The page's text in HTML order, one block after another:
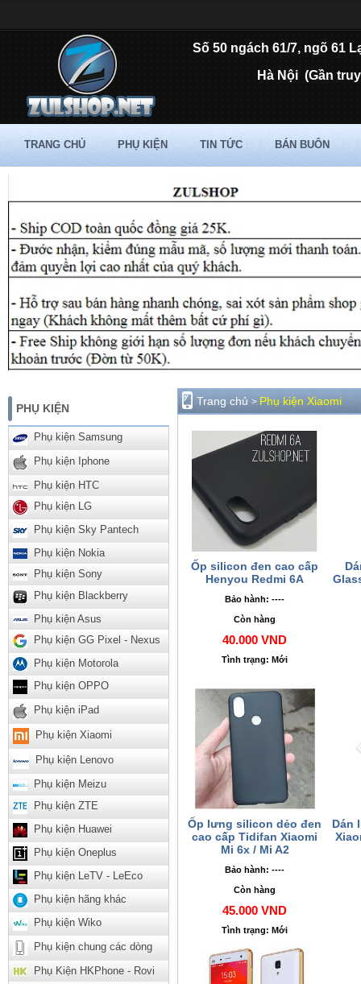
Số 50 ngách 61/7, ngõ 61
Hà Nội (Gần
TRANG CHỦ PHỤ KIỆN TIN TỨC BÁN BUÔN
PHỤ KIỆN
Phụ kiện Samsung
Phụ kiện Iphone
Phụ kiện HTC
Phụ kiện LG
Phụ kiện Sky Pantech
Phụ kiện Nokia
Phụ kiện Sony
Phụ kiện Blackberry
Phụ kiện Asus
Phụ kiện GG Pixel - Nexus
Phụ kiện Motorola
Phụ kiện OPPO
Phụ kiện iPad
Phụ kiện Xiaomi
Phụ kiện Lenovo
Phụ kiện Meizu
Phụ kiện ZTE
Phụ kiện Huawei
Phụ kiện Oneplus
Phụ kiện LeTV - LeEco
Phụ kiện hãng khác
Phụ kiện Wiko
Phụ kiện chung các dòng
Phụ Kiện HKPhone - Rovi
Trang chủ > Phụ kiện Xiaomi
Ốp silicon đen cao cấp
Henyou Redmi 6A
Bảo hành: ----
Còn hàng
40.000 VND
Tình trạng: Mới
Ốp lưng silicon dẻo đen
cao cấp Tidifan Xiaomi
Mi 6x / Mi A2
Bảo hành: ----
Còn hàng
45.000 VND
Tình trạng: Mới
Dán